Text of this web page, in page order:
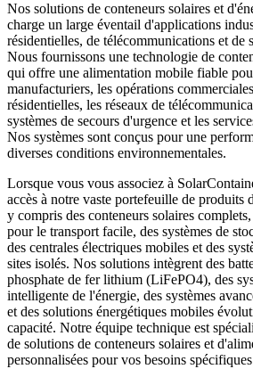
Nos solutions de conteneurs solaires et
charge un large éventail d'applications
résidentielles, de télécommunications et de
Nous fournissons une technologie de
qui offre une alimentation mobile fiable
manufacturiers, les opérations
résidentielles, les réseaux de
systèmes de secours d'urgence et les
Nos systèmes sont conçus pour une
diverses conditions environnementales.
Lorsque vous vous associez à
accès à notre vaste portefeuille de produits
y compris des conteneurs solaires
pour le transport facile, des systèmes de
des centrales électriques mobiles et des
sites isolés. Nos solutions intègrent des
phosphate de fer lithium (LiFePO4), des
intelligente de l'énergie, des systèmes
et des solutions énergétiques mobiles
capacité. Notre équipe technique est
de solutions de conteneurs solaires et
personnalisées pour vos besoins